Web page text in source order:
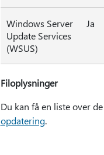
Windows Server
Update Services
(WSUS)
Ja
Filoplysninger
Du kan få en liste over
opdatering.